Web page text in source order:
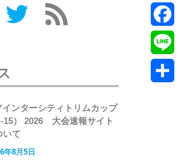
インターシティトリムカップ
15） 2026 大会速報サイト
いて
年8月5日
Line